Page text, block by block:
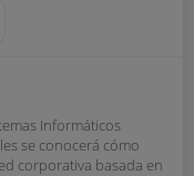
Informáticos
se conocerá cómo
corporativa basada en